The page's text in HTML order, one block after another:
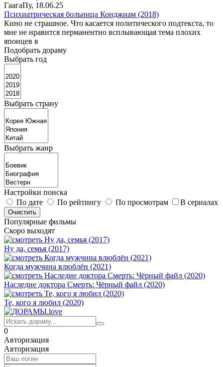
ГаагаПу, 18.06.25
Психиатрическая больница Конджиам (2018)
Кино не страшное. Что касается политического подтекста, то
мне не нравится перманентно всплывающая тема плохих
японцев в
Подобрать дораму
Выбрать год
Выбрать страну
Выбрать жанр
Настройки поиска
По дате
По рейтингу По просмотрам В сериалах
Популярные фильмы
Скоро выходят
Ну да, семья (2017)
Когда мужчина влюблён (2021)
Наследие доктора Смерть: Чёрный файл (2020)
Те, кого я любил (2020)
0
Авторизация
Авторизация